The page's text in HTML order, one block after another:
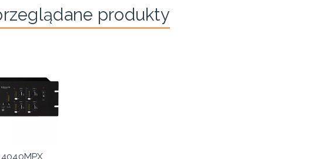
produkty